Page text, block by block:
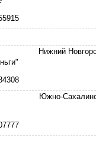
Нижний
Южно-